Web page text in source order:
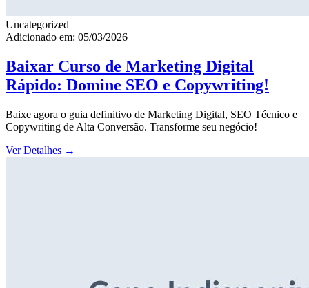
Uncategorized
Adicionado em: 05/03/2026
Baixar Curso de Marketing Digital
Rápido: Domine SEO e Copywriting!
Baixe agora o guia definitivo de Marketing Digital, SEO Técnico e
Copywriting de Alta Conversão. Transforme seu negócio!
Ver Detalhes →